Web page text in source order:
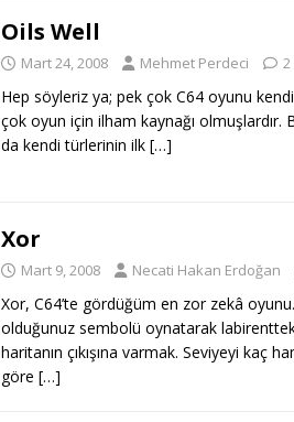
Oils Well
Mart 24, 2008 Mehmet Perdeci 2
Hep söyleriz ya; pek çok C64 oyunu
çok oyun için ilham kaynağı olmuşlardır.
da kendi türlerinin ilk […]
Xor
Mart 9, 2008 Necati Hakan Erdoğan
Xor, C64’te gördüğüm en zor zekâ
olduğunuz sembolü oynatarak
haritanın çıkışına varmak. Seviyeyi kaç
göre […]